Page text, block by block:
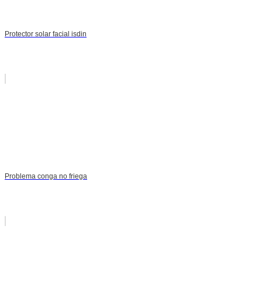
Protector solar facial isdin
Problema conga no friega